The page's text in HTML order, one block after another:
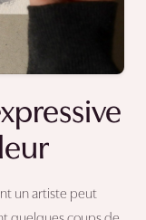
un artiste peut